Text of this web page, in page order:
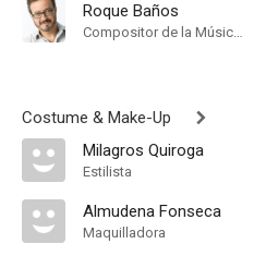
Roque Baños
Compositor de la Música Original
Costume & Make-Up
Milagros Quiroga
Estilista
Almudena Fonseca
Maquilladora